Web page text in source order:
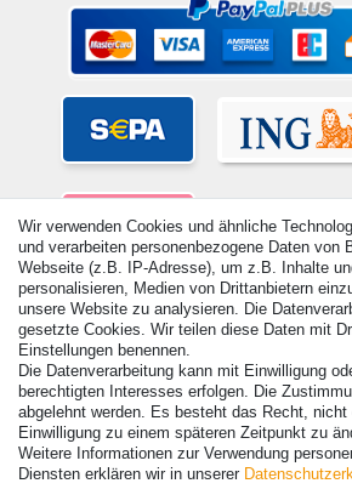
© Copyright 2026 | Alle Rechte vorbehalten. - Alle Rechte
Preisangaben inkl. gesetzl. 19% MwSt. | Grundpreise siehe
Lieferungen nach Deutschland!
Vertrag widerrufen Kontakt
Wir verwenden Cookies und ähnliche
und verarbeiten personenbezogene Daten von
Webseite (z.B. IP-Adresse), um z.B. Inhalte
personalisieren, Medien von Drittanbietern
unsere Website zu analysieren. Die
gesetzte Cookies. Wir teilen diese Daten mit
Einstellungen benennen.
Die Datenverarbeitung kann mit Einwilligung
berechtigten Interesses erfolgen. Die
abgelehnt werden. Es besteht das Recht,
Einwilligung zu einem späteren Zeitpunkt zu
Weitere Informationen zur Verwendung
Diensten erklären wir in unserer